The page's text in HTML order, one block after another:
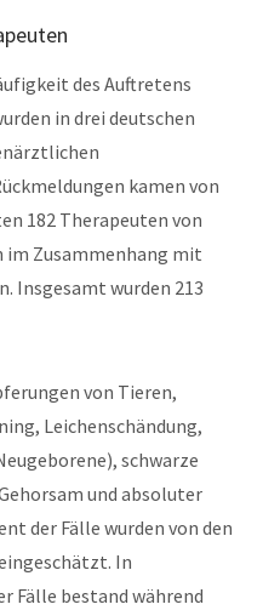
des Auftretens
in drei deutschen
kamen von
182 Therapeuten von
im Zusammenhang mit
Insgesamt wurden 213
von Tieren,
Leichenschändung,
schwarze
und absoluter
der Fälle wurden von den
In
Fälle bestand während